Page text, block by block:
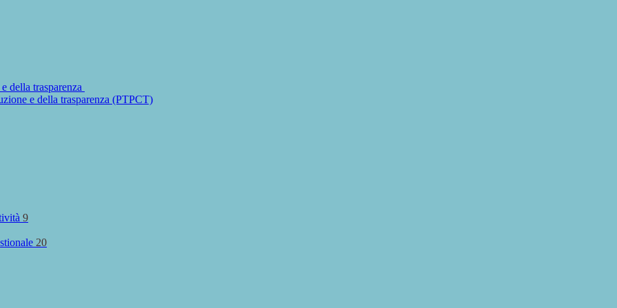
della trasparenza
e della trasparenza (PTPCT)
9
20